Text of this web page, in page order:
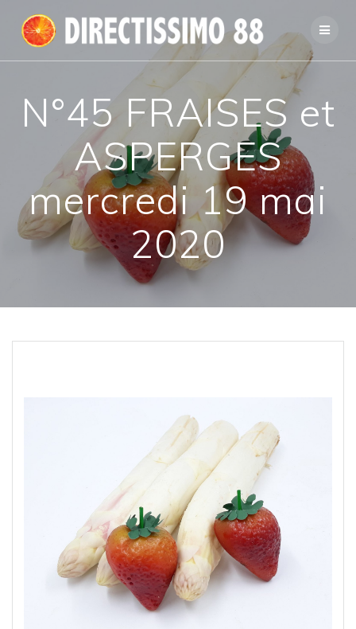
au
contenu
N°45 FRAISES et
ASPERGES
mercredi 19 mai
2020